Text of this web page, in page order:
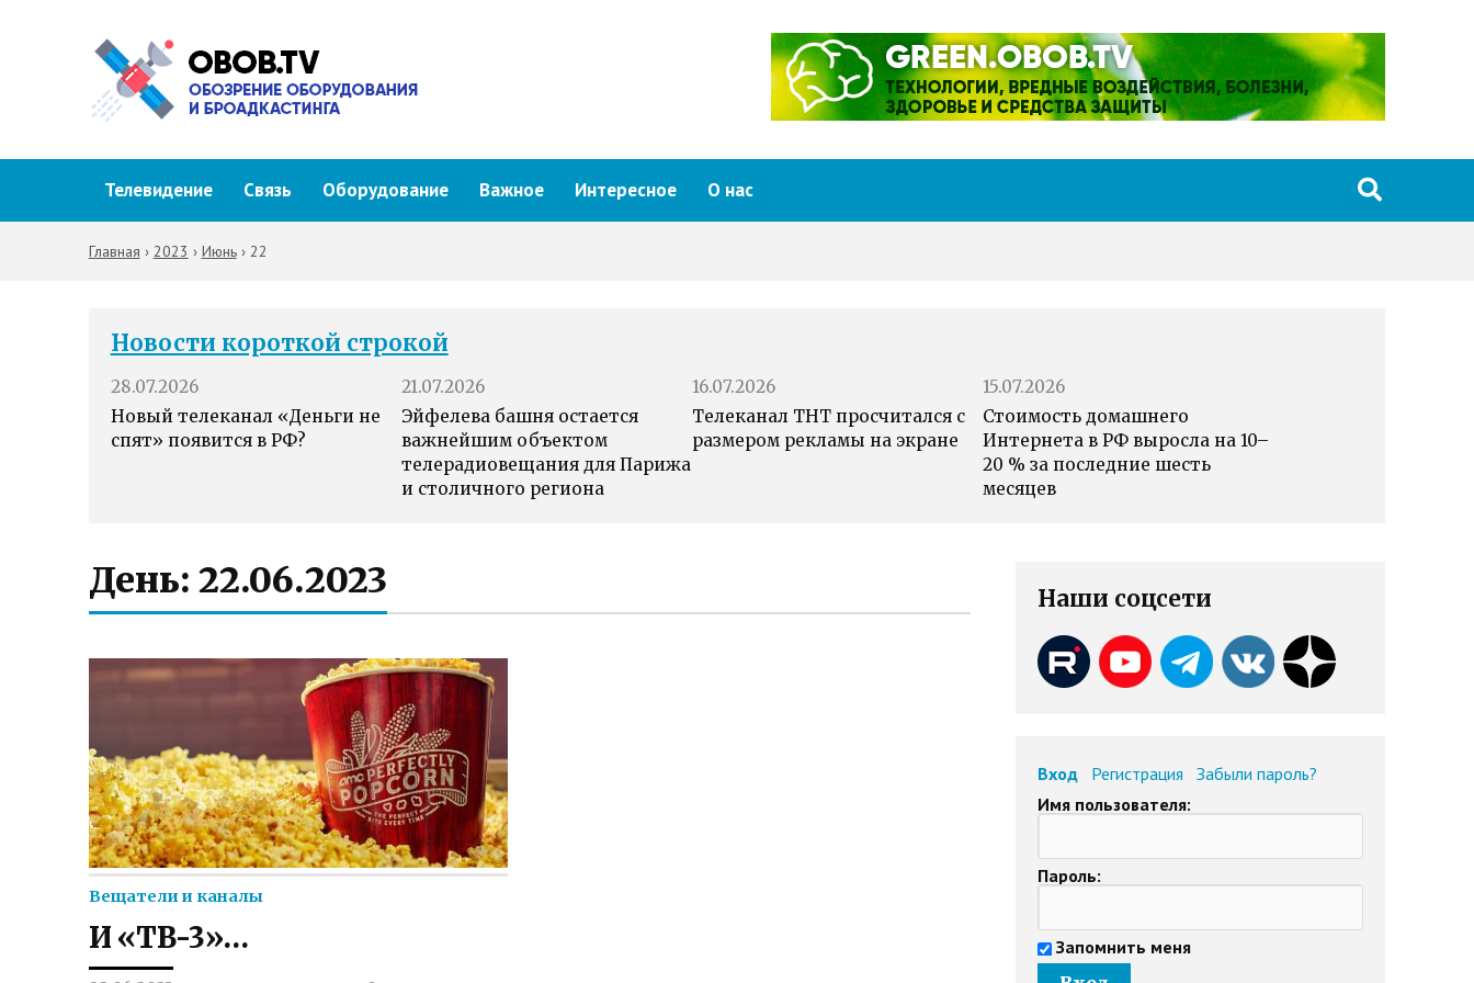
Телевидение Связь Оборудование Важное Интересное О нас
Главная › 2023 › Июнь› 22
Новости короткой строкой
28.07.2026
Новый телеканал «Деньги не
спят» появится в РФ?
21.07.2026
Эйфелева башня остается
важнейшим объектом
телерадиовещания для Парижа
и столичного региона
16.07.2026
Телеканал ТНТ просчитался с
размером рекламы на экране
15.07.2026
Стоимость домашнего
Интернета в РФ выросла на 10–
20 % за последние шесть
месяцев
День: 22.06.2023
Вещатели и каналы
И «ТВ-3»…
Наши соцсети
Вход Регистрация
Забыли пароль?
Имя пользователя:
Пароль:
Запомнить меня